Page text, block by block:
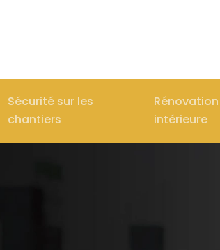
Sécurité sur les
chantiers
Rénovation
intérieure